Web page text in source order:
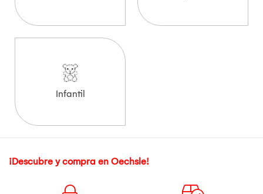
Infantil
¡Descubre y compra en Oechsle!